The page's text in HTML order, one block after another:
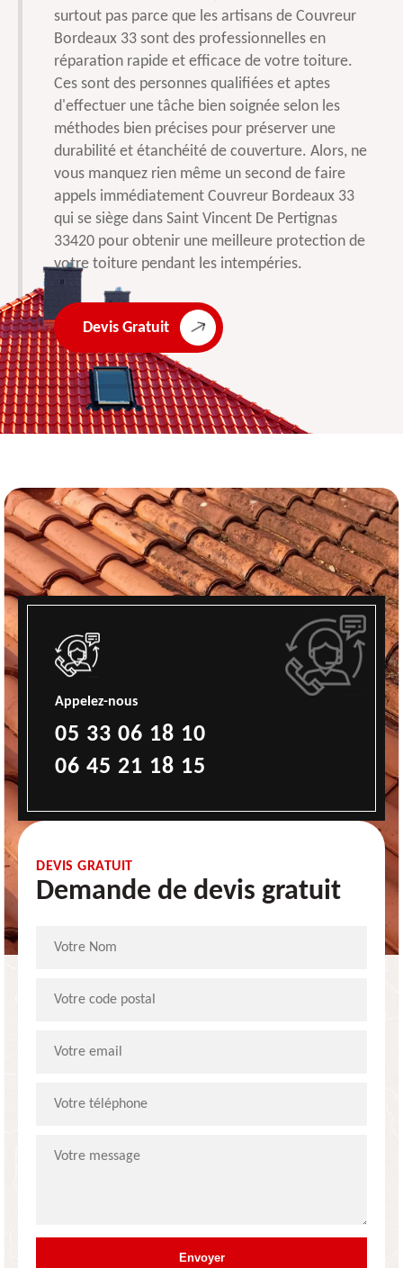
surtout pas parce que les artisans de Couvreur
Bordeaux 33 sont des professionnelles en
réparation rapide et efficace de votre toiture.
Ces sont des personnes qualifiées et aptes
d'effectuer une tâche bien soignée selon les
méthodes bien précises pour préserver une
durabilité et étanchéité de couverture. Alors, ne
vous manquez rien même un second de faire
appels immédiatement Couvreur Bordeaux 33
qui se siège dans Saint Vincent De Pertignas
33420 pour obtenir une meilleure protection de
votre toiture pendant les intempéries.
Devis Gratuit
Appelez-nous
05 33 06 18 10
06 45 21 18 15
DEVIS GRATUIT
Demande de devis gratuit